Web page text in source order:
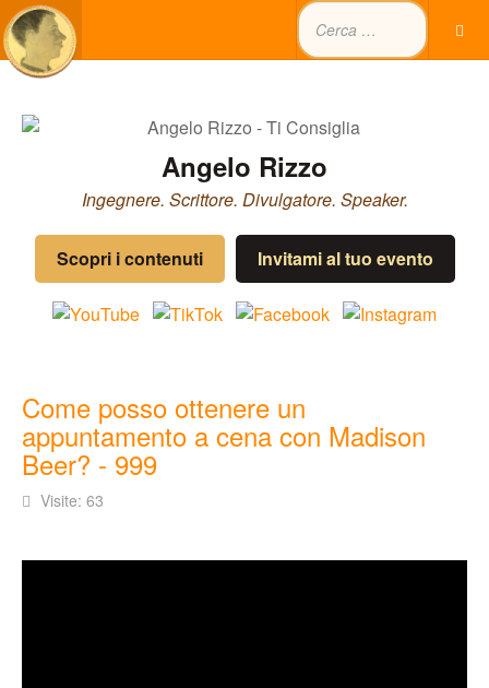
Angelo Rizzo
Ingegnere. Scrittore. Divulgatore. Speaker.
Scopri i contenuti Invitami al tuo evento
Come posso ottenere un
appuntamento a cena con Madison
Beer? - 999
Visite: 63